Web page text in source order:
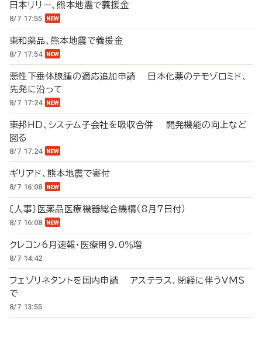
日本リリー、熊本地震で義援金
8/7 17:55
東和薬品、熊本地震で義援金
8/7 17:54
悪性下垂体腺腫の適応追加申請 日本化薬のテモゾロミド、
先発に沿って
8/7 17:24
東邦HD、システム子会社を吸収合併 開発機能の向上など
図る
8/7 17:24
ギリアド、熊本地震で寄付
8/7 16:08
〔人事〕医薬品医療機器総合機構（8月7日付）
8/7 16:08
クレコン6月速報・医療用9.0％増
8/7 14:42
フェゾリネタントを国内申請 アステラス、閉経に伴うVMS
で
8/7 13:55